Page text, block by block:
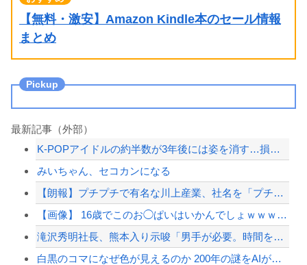
【無料・激安】Amazon Kindle本のセール情報
まとめ
最新記事（外部）
K-POPアイドルの約半数が3年後には姿を消す…損益分岐点突破は4％未満
みいちゃん、セコカンになる
【朗報】プチプチで有名な川上産業、社名を「プチプチ株式会社」に変更ｗｗｗｗｗ
【画像】 16歳でこのお◯ぱいはいかんでしょｗｗｗwｗｗｗｗｗｗｗｗ❤
滝沢秀明社長、熊本入り示唆「男手が必要。時間を見つけて行きたい」
白黒のコマになぜ色が見えるのか 200年の謎をAIが解明！